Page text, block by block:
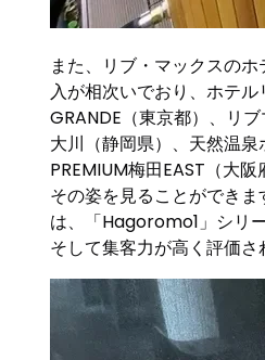
また、リブ・マックスの
入が相次いでおり、ホテ
GRANDE（東京都）、リ
大川（静岡県）、天然温
PREMIUM梅田EAST（大
その姿を見ることができ
は、「Hagoromo1」シリ
そして集客力が高く評価さ